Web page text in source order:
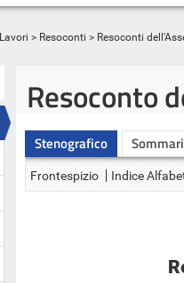
Lavori > Resoconti > Resoconti
Resoconto
Stenografico
Frontespizio Indice